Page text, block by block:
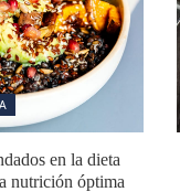
en la dieta
nutrición óptima